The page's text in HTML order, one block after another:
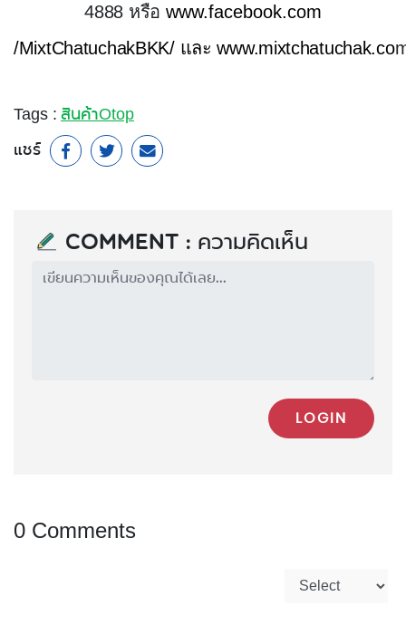
4888 หรือ www.facebook.com
/MixtChatuchakBKK/ และ www.mixtchatuchak.co
Tags : สินค้าOtop
แชร์
Comment : ความคิดเห็น
LOGIN
0 Comments